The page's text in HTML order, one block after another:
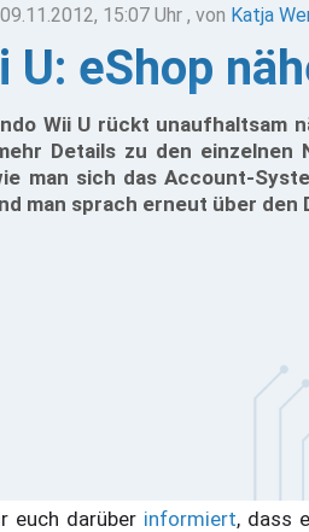
09.11.2012, 15:07 Uhr , von Katja
U: eShop
Wii U rückt unaufhaltsam
Details zu den
man sich das Account-
man sprach erneut über den
euch darüber informiert, dass